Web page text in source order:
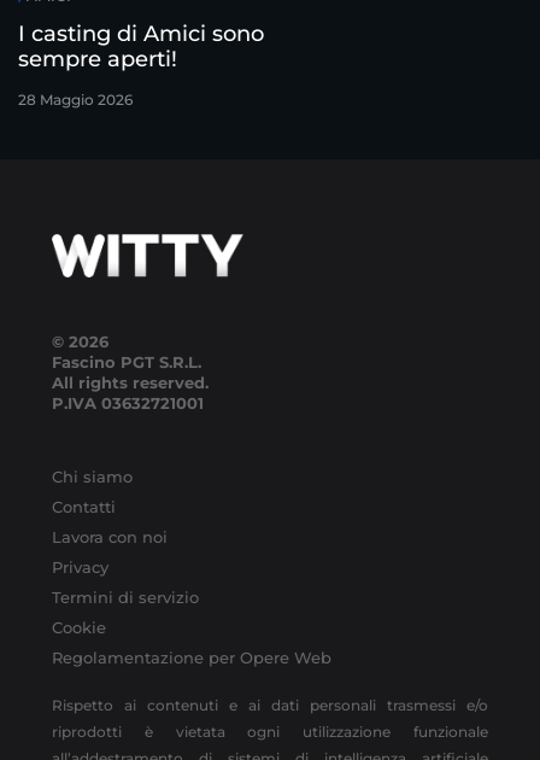
I casting di Amici sono
sempre aperti!
28 Maggio 2026
© 2026
Fascino PGT S.R.L.
All rights reserved.
P.IVA 03632721001
Chi siamo
Contatti
Lavora con noi
Privacy
Termini di servizio
Cookie
Regolamentazione per Opere Web
Rispetto ai contenuti e ai dati personali trasmessi e/o
riprodotti è vietata ogni utilizzazione funzionale